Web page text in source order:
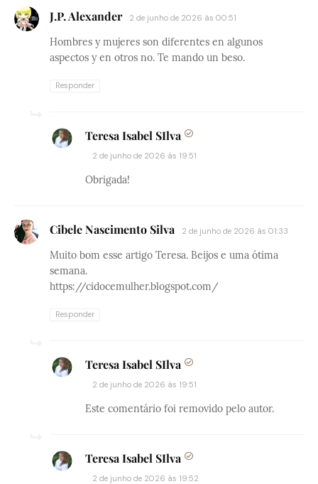
J.P. Alexander 2 de junho de 2026 às 00:51
Hombres y mujeres son diferentes en algunos
aspectos y en otros no. Te mando un beso.
Responder
Teresa Isabel SIlva
2 de junho de 2026 às 19:51
Obrigada!
Cibele Nascimento Silva 2 de junho de 2026 às 01:33
Muito bom esse artigo Teresa. Beijos e uma ótima
semana.
https://cidocemulher.blogspot.com/
Responder
Teresa Isabel SIlva
2 de junho de 2026 às 19:51
Este comentário foi removido pelo autor.
Teresa Isabel SIlva
2 de junho de 2026 às 19:52